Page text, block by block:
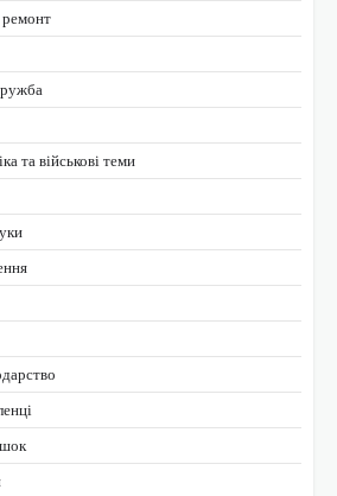
ремонт
та військові теми